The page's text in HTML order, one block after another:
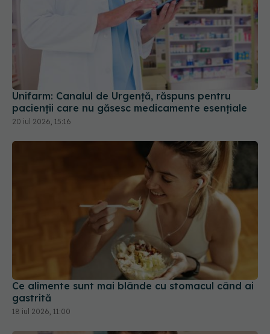
Unifarm: Canalul de Urgență, răspuns pentru
pacienții care nu găsesc medicamente esențiale
20 iul 2026, 15:16
Ce alimente sunt mai blânde cu stomacul când ai
18 iul 2026, 11:00